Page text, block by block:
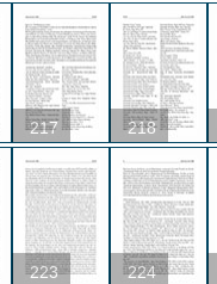
217 218
223 224